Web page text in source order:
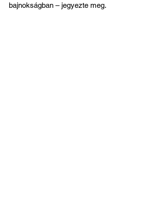
bajnokságban – jegyezte meg.